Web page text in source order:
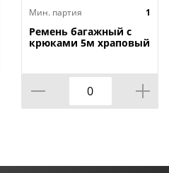
Мин. партия
1
Ремень багажный с
крюками 5м храповый